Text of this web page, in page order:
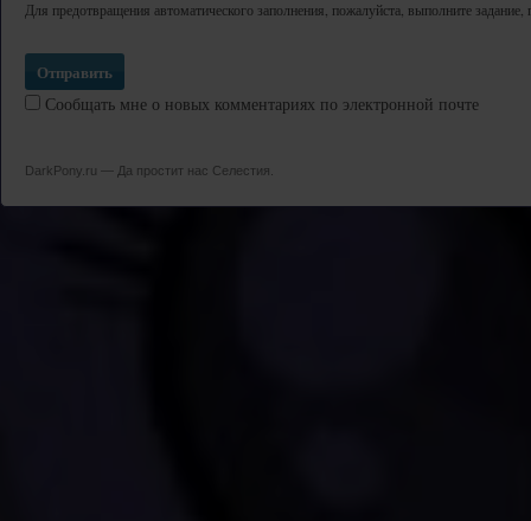
Для предотвращения автоматического заполнения, пожалуйста, выполните
Сообщать мне о новых комментариях по электронной почте
DarkPony.ru — Да простит нас Селестия.